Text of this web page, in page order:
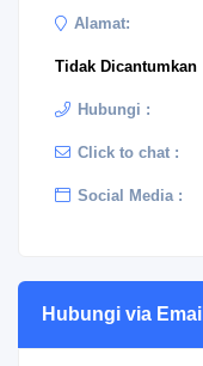
Alamat:
Tidak Dicantumkan
Hubungi :
Click to chat :
Social Media :
Hubungi via Email